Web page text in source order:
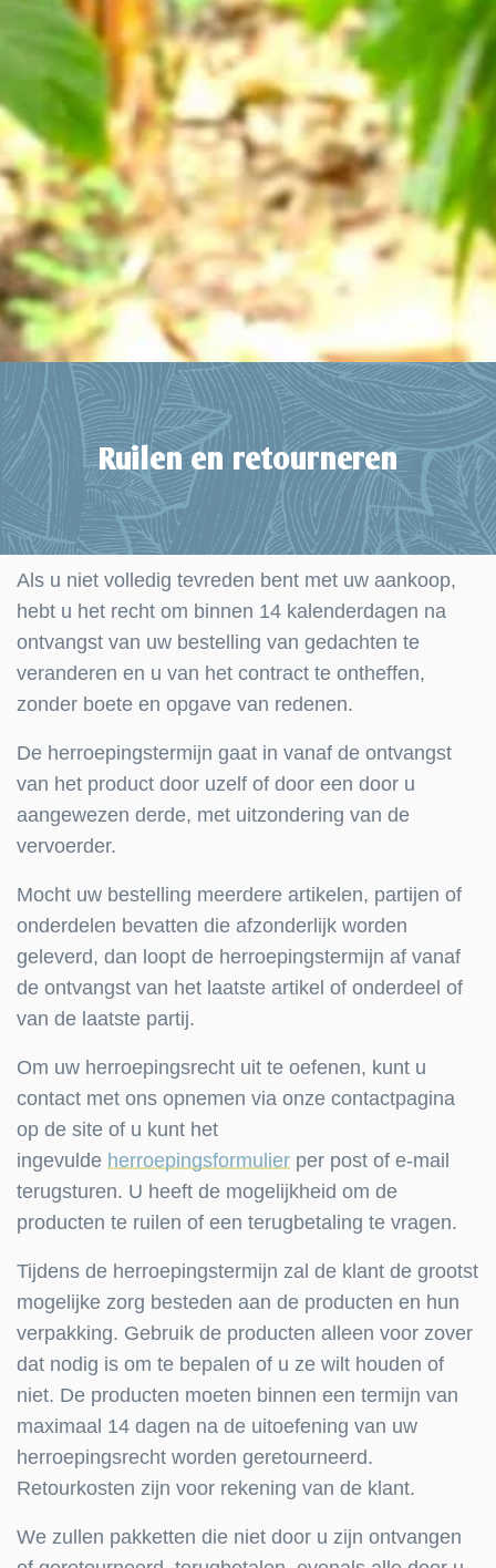
Ruilen en retourneren
Als u niet volledig tevreden bent met uw aankoop,
hebt u het recht om binnen 14 kalenderdagen na
ontvangst van uw bestelling van gedachten te
veranderen en u van het contract te ontheffen,
zonder boete en opgave van redenen.
De herroepingstermijn gaat in vanaf de ontvangst
van het product door uzelf of door een door u
aangewezen derde, met uitzondering van de
vervoerder.
Mocht uw bestelling meerdere artikelen, partijen of
onderdelen bevatten die afzonderlijk worden
geleverd, dan loopt de herroepingstermijn af vanaf
de ontvangst van het laatste artikel of onderdeel of
van de laatste partij.
Om uw herroepingsrecht uit te oefenen, kunt u
contact met ons opnemen via onze contactpagina
op de site of u kunt het
ingevulde herroepingsformulier per post of e-mail
terugsturen. U heeft de mogelijkheid om de
producten te ruilen of een terugbetaling te vragen.
Tijdens de herroepingstermijn zal de klant de grootst
mogelijke zorg besteden aan de producten en hun
verpakking. Gebruik de producten alleen voor zover
dat nodig is om te bepalen of u ze wilt houden of
niet. De producten moeten binnen een termijn van
maximaal 14 dagen na de uitoefening van uw
herroepingsrecht worden geretourneerd.
Retourkosten zijn voor rekening van de klant.
We zullen pakketten die niet door u zijn ontvangen